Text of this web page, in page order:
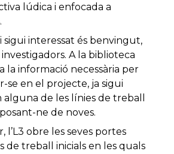
lúdica i enfocada a
sigui interessat és benvingut,
A la biblioteca
la informació necessària per
se en el projecte, ja sigui
de les línies de treball
ne de noves.
l’L3 obre les seves portes
de treball inicials en les quals